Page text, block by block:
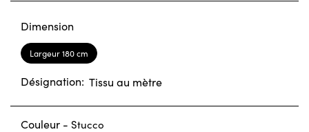
Dimension
Largeur 180 cm
Désignation: Tissu au mètre
Couleur - Stucco